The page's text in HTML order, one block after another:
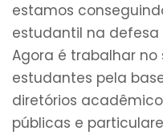
estamos
estudantil na
Agora é trabalhar no
estudantes pela
diretórios
públicas e